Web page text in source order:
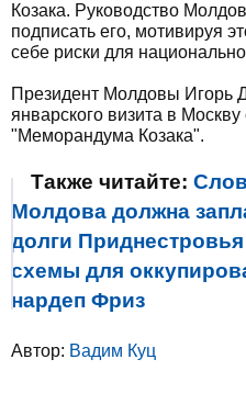
Козака. Руководство
подписать его, мотивируя
себе риски для
Президент Молдовы Игорь
январского визита в
"Меморандума Козака".
Также читайте:
Молдова должна
долги Приднестровья
схемы для
нардеп Фриз
Автор: Вадим Куц